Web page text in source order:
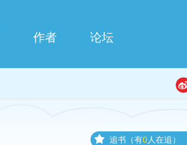
作者 论坛
追书（有0人在追）